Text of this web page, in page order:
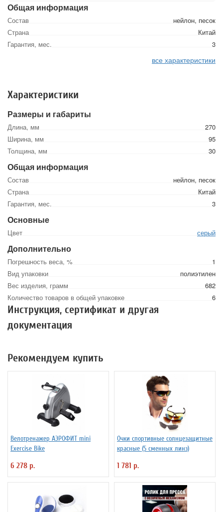
Общая информация
Состав
нейлон, песок
Страна
Китай
Гарантия, мес.
3
все характеристики
Характеристики
Размеры и габариты
Длина, мм
270
Ширина, мм
95
Толщина, мм
30
Общая информация
Состав
нейлон, песок
Страна
Китай
Гарантия, мес.
3
Основные
Цвет серый
Дополнительно
Погрешность веса, %
1
Вид упаковки
полиэтилен
Вес изделия, грамм
682
Количество товаров в общей упаковке
6
Инструкция, сертификат и другая
документация
Рекомендуем купить
Велотренажер АЭРОФИТ mini
Exercise Bike
6 278 р.
Очки спортивные солнцезащитные
красные (5 сменных линз)
1 781 р.